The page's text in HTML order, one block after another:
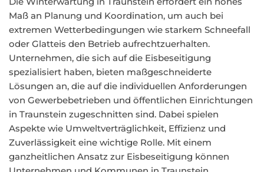
Maß an Planung und Koordination, um auch bei
extremen Wetterbedingungen wie starkem Schneefall
oder Glatteis den Betrieb aufrechtzuerhalten.
Unternehmen, die sich auf die Eisbeseitigung
spezialisiert haben, bieten maßgeschneiderte
Lösungen an, die auf die individuellen Anforderungen
von Gewerbebetrieben und öffentlichen Einrichtungen
in Traunstein zugeschnitten sind. Dabei spielen
Aspekte wie Umweltverträglichkeit, Effizienz und
Zuverlässigkeit eine wichtige Rolle. Mit einem
ganzheitlichen Ansatz zur Eisbeseitigung können